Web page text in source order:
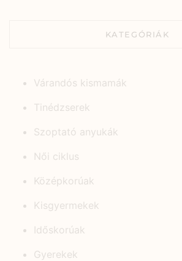
KATEGÓRIÁK
Várandós kismamák
Tinédzserek
Szoptató anyukák
Női ciklus
Középkorúak
Kisgyermekek
Időskorúak
Gyerekek